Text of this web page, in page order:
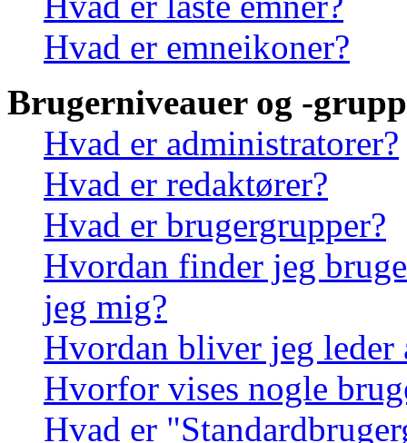
Hvad er emneikoner?
Brugerniveauer og -
Hvad er administratorer?
Hvad er redaktører?
Hvad er brugergrupper?
Hvordan finder jeg
jeg mig?
Hvordan bliver jeg leder
Hvorfor vises nogle
Hvad er